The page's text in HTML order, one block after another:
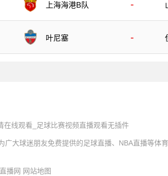
上海海港B队 -
叶尼塞 -
在线观看_足球比赛视频直播观看无插件
广大球迷朋友免费提供的足球直播、NBA直播等体
播网 网站地图